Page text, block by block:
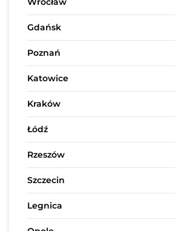
Gdańsk
Poznań
Katowice
Kraków
Łódź
Rzeszów
Szczecin
Legnica